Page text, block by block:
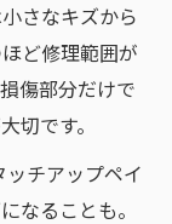
さなキズから
ど修理範囲が
傷部分だけで
切です。
ッチアップペイ
なることも。